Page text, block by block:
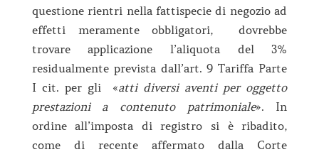
questione rientri nella fattispecie di negozio ad
effetti meramente obbligatori, dovrebbe
trovare applicazione l’aliquota del 3%
residualmente prevista dall’art. 9 Tariffa Parte
I cit. per gli «atti diversi aventi per oggetto
prestazioni a contenuto patrimoniale». In
ordine all’imposta di registro si è ribadito,
come di recente affermato dalla Corte